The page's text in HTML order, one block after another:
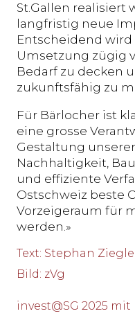
St.Gallen realisiert
langfristig neue
Entscheidend wird
Umsetzung zügig
Bedarf zu decken
zukunftsfähig zu
Für Bärlocher ist
eine grosse
Gestaltung
Nachhaltigkeit,
und effiziente
Ostschweiz beste
Vorzeigeraum für
werden.»
Text: Stephan
Bild: zVg
invest@SG 2025